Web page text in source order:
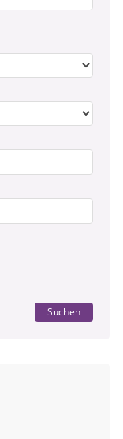
Suchen